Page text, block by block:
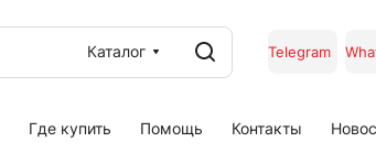
Каталог Telegram
Где купить Помощь Контакты